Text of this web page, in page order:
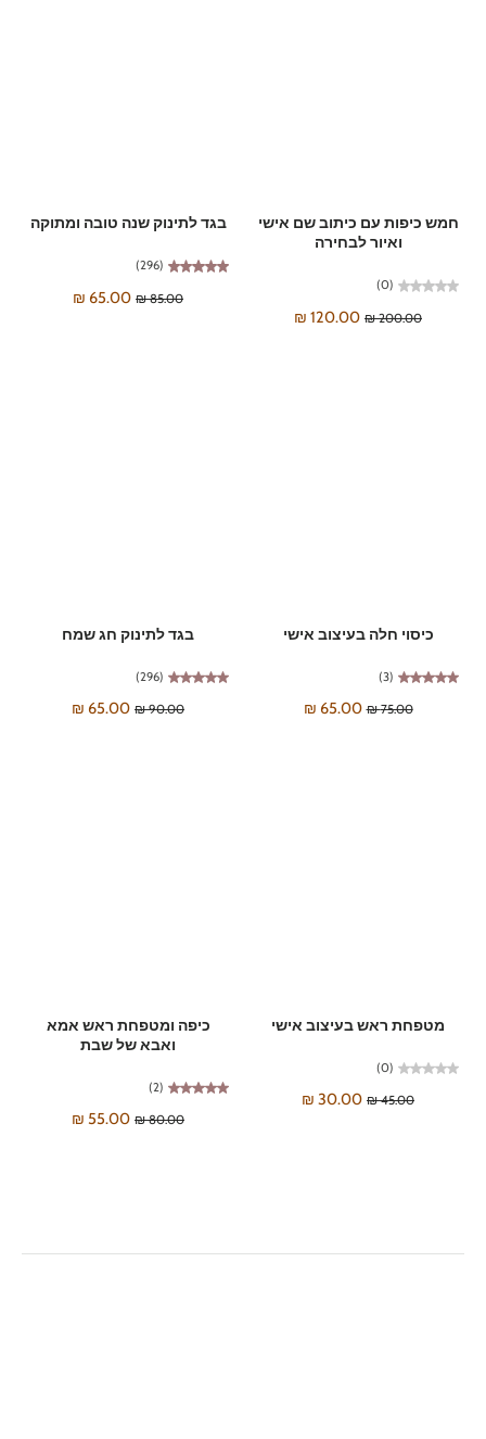
חמש כיפות עם כיתוב שם אישי
ואיור לבחירה
(0)
200.00 ₪
120.00 ₪
בגד לתינוק שנה טובה ומתוקה
(296)
85.00 ₪
65.00 ₪
כיסוי חלה בעיצוב אישי
(3)
75.00 ₪
65.00 ₪
בגד לתינוק חג שמח
(296)
90.00 ₪
65.00 ₪
מטפחת ראש בעיצוב אישי
(0)
45.00 ₪
30.00 ₪
כיפה ומטפחת ראש אמא
ואבא של שבת
(2)
80.00 ₪
55.00 ₪